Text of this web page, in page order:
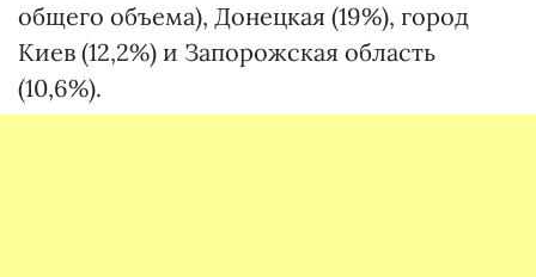
общего объема), Донецкая (19%), город
Киев (12,2%) и Запорожская область
(10,6%).